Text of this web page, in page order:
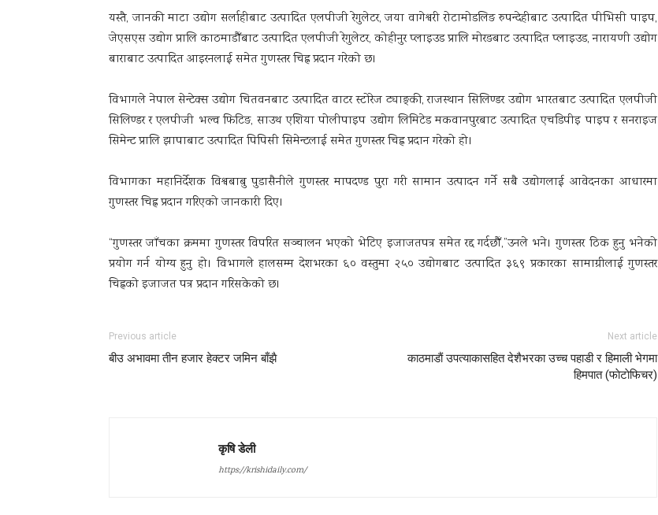
यस्तै, जानकी माटा उद्योग सर्लाहीबाट उत्पादित एलपीजी रेगुलेटर, जया वागेश्वरी रोटामोडलिङ रुपन्देहीबाट उत्पादित पीभिसी पाइप,
जेएसएस उद्योग प्रालि काठमाडौँबाट उत्पादित एलपीजी रेगुलेटर, कोहीनुर प्लाइउड प्रालि मोरङबाट उत्पादित प्लाइउड, नारायणी उद्योग
बाराबाट उत्पादित आइरनलाई समेत गुणस्तर चिह्न प्रदान गरेको छ।
विभागले नेपाल सेन्टेक्स उद्योग चितवनबाट उत्पादित वाटर स्टोरेज ट्याङ्की, राजस्थान सिलिण्डर उद्योग भारतबाट उत्पादित एलपीजी
सिलिण्डर र एलपीजी भल्व फिटिङ, साउथ एशिया पोलीपाइप उद्योग लिमिटेड मकवानपुरबाट उत्पादित एचडिपीइ पाइप र सनराइज
सिमेन्ट प्रालि झापाबाट उत्पादित पिपिसी सिमेन्टलाई समेत गुणस्तर चिह्न प्रदान गरेको हो।
विभागका महानिर्देशक विश्वबाबु पुडासैनीले गुणस्तर मापदण्ड पुरा गरी सामान उत्पादन गर्ने सबै उद्योगलाई आवेदनका आधारमा
गुणस्तर चिह्न प्रदान गरिएको जानकारी दिए।
“गुणस्तर जाँचका क्रममा गुणस्तर विपरित सञ्चालन भएको भेटिए इजाजतपत्र समेत रद्द गर्दछौँ,”उनले भने। गुणस्तर ठिक हुनु भनेको
प्रयोग गर्न योग्य हुनु हो। विभागले हालसम्म देशभरका ६० वस्तुमा २५० उद्योगबाट उत्पादित ३६९ प्रकारका सामाग्रीलाई गुणस्तर
चिह्नको इजाजत पत्र प्रदान गरिसकेको छ।
Previous article
बीउ अभावमा तीन हजार हेक्टर जमिन बाँझै
Next article
काठमाडाैं उपत्याकासहित देशैभरका उच्च पहाडी र हिमाली भेगमा
हिमपात (फाेटाेफिचर)
कृषि डेली
https://krishidaily.com/